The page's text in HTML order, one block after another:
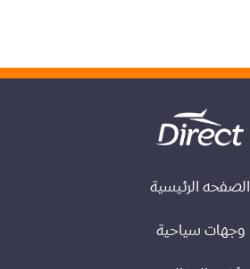
الصفحه الرئيسية
وجهات سياحية